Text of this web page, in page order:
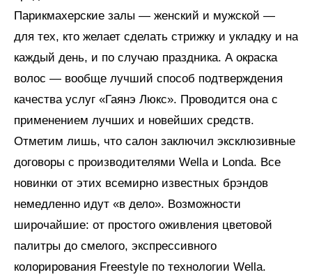
Парикмахерские залы — женский и мужской —
для тех, кто желает сделать стрижку и укладку и на
каждый день, и по случаю праздника. А окраска
волос — вообще лучший способ подтверждения
качества услуг «Гаянэ Люкс». Проводится она с
применением лучших и новейших средств.
Отметим лишь, что салон заключил эксклюзивные
договоры с производителями Wella и Londa. Все
новинки от этих всемирно известных брэндов
немедленно идут «в дело». Возможности
широчайшие: от простого оживления цветовой
палитры до смелого, экспрессивного
колорирования Freestyle по технологии Wella.